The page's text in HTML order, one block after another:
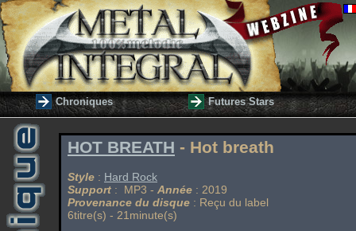
Chroniques Futures Stars
HOT BREATH - Hot breath
Style : Hard Rock
Support : MP3 - Année : 2019
Provenance du disque : Reçu du label
6titre(s) - 21minute(s)